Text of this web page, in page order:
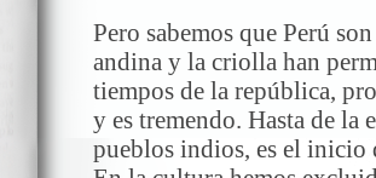
Pero sabemos que Perú
andina y la criolla han
tiempos de la república,
y es tremendo. Hasta de la
pueblos indios, es el inicio